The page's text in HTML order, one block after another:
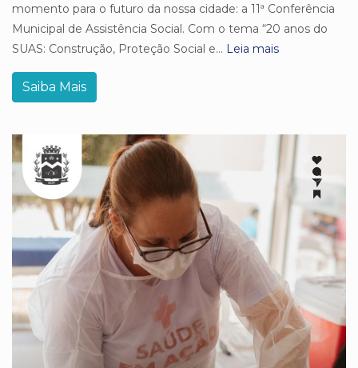
momento para o futuro da nossa cidade: a 11ª Conferência
Municipal de Assistência Social. Com o tema “20 anos do
SUAS: Construção, Proteção Social e... Leia mais
Saiba Mais